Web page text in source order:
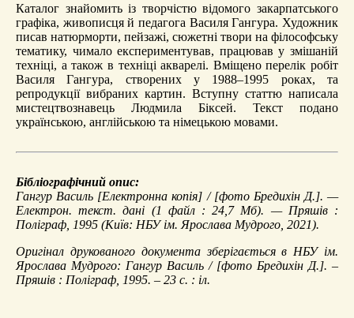
Каталог знайомить із творчістю відомого закарпатського
графіка, живописця й педагога Василя Гангура. Художник
писав натюрморти, пейзажі, сюжетні твори на філософську
тематику, чимало експериментував, працював у змішаній
техніці, а також в техніці акварелі. Вміщено перелік робіт
Василя Гангура, створених у 1988–1995 роках, та
репродукції вибраних картин. Вступну статтю написала
мистецтвознавець Людмила Біксей. Текст подано
українською, англійською та німецькою мовами.
Бібліографічний опис:
Гангур Василь [Електронна копія] / [фото Бредихін Д.]. —
Електрон. текст. дані (1 файл : 24,7 Мб). — Пряшів :
Поліграф, 1995 (Київ: НБУ ім. Ярослава Мудрого, 2021).
Оригінал друкованого документа зберігається в НБУ ім.
Ярослава Мудрого: Гангур Василь / [фото Бредихін Д.]. –
Пряшів : Поліграф, 1995. – 23 с. : іл.